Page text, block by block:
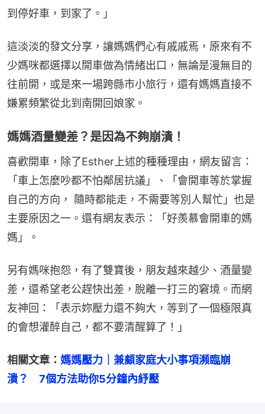
到停好車，到家了。」
這淡淡的發文分享，讓媽媽們心有戚戚焉，原來有不
少媽咪都選擇以開車做為情緒出口，無論是漫無目的
往前開，或是來一場跨縣市小旅行，還有媽媽直接不
嫌累頻繁從北到南開回娘家。
媽媽酒量變差？是因為不夠崩潰！
喜歡開車，除了Esther上述的種種理由，網友留言：
「車上怎麼吵都不怕鄰居抗議」、「會開車等於掌握
自己的方向， 隨時都能走，不需要等別人幫忙」也是
主要原因之一。還有網友表示：「好羨慕會開車的媽
媽」。
另有媽咪抱怨，有了雙寶後，朋友越來越少、酒量變
差，還希望老公趕快出差，脫離一打三的窘境。而網
友神回：「表示妳壓力還不夠大，等到了一個極限真
的會想灌醉自己，都不要清醒算了！」
相關文章： 媽媽壓力｜兼顧家庭大小事項瀕臨崩
潰？　7個方法助你5分鐘內紓壓